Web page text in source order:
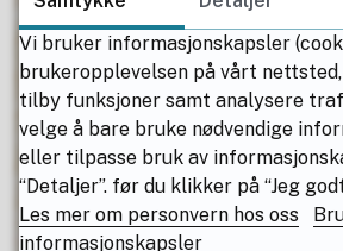
Vi bruker informasjonskapsler
brukeropplevelsen på vårt
tilby funksjoner samt analysere
velge å bare bruke nødvendige
eller tilpasse bruk av
“Detaljer”. før du klikker på “Jeg
Les mer om personvern hos oss
informasjonskapsler